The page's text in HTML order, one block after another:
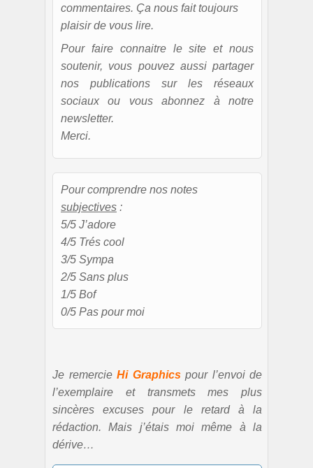
commentaires. Ça nous fait toujours
plaisir de vous lire.
Pour faire connaitre le site et nous
soutenir, vous pouvez aussi partager
nos publications sur les réseaux
sociaux ou vous abonnez à notre
newsletter.
Merci.
Pour comprendre nos notes
subjectives :
5/5 J’adore
4/5 Trés cool
3/5 Sympa
2/5 Sans plus
1/5 Bof
0/5 Pas pour moi
Je remercie Hi Graphicspour l’envoi de
l’exemplaire et transmets mes plus
sincères excuses pour le retard à la
rédaction. Mais j’étais moi même à la
dérive…